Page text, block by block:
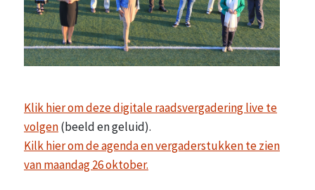
Klik hier om deze digitale raadsvergadering live te
volgen(beeld en geluid).
Kilk hier om de agenda en vergaderstukken te zien
van maandag 26 oktober.